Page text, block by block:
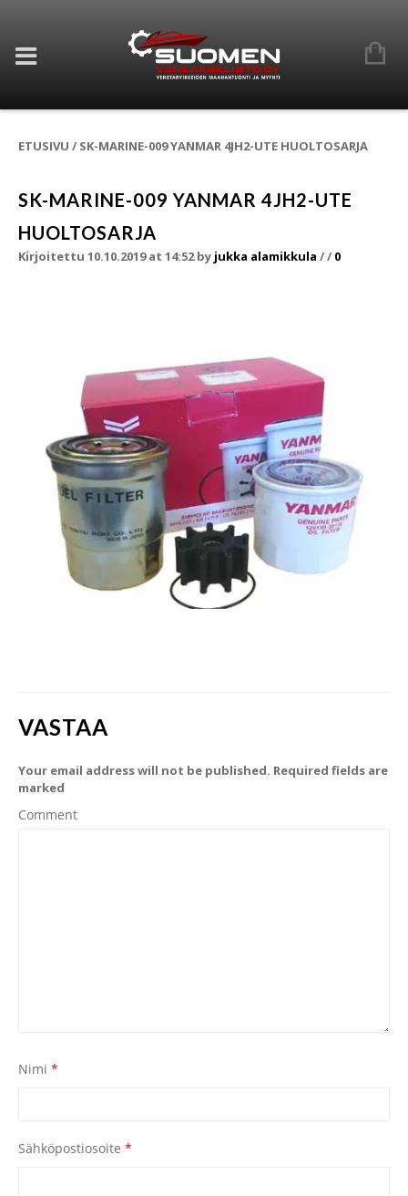
ETUSIVU / SK-MARINE-009 YANMAR 4JH2-UTE HUOLTOSARJA
SK-MARINE-009 YANMAR 4JH2-UTE
HUOLTOSARJA
Kirjoitettu 10.10.2019 at 14:52by jukka alamikkula // 0
VASTAA
Your email address will not be published. Required fields are
marked
Comment
Nimi *
Sähköpostiosoite *